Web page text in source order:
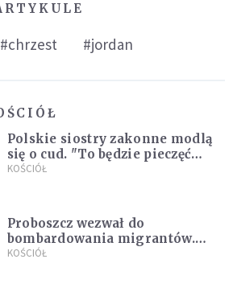
#chrzest #jordan
Polskie siostry zakonne modlą
się o cud. "To będzie pieczęć
Pana Boga dla naszej wiary"
KOŚCIÓŁ
Proboszcz wezwał do
bombardowania migrantów.
"Masowy ogień przeciwko
KOŚCIÓŁ